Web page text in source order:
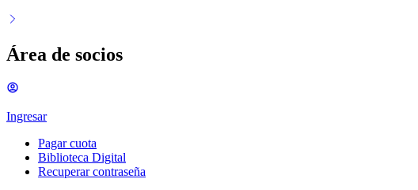
Área de socios
Ingresar
Pagar cuota
Biblioteca Digital
Recuperar contraseña